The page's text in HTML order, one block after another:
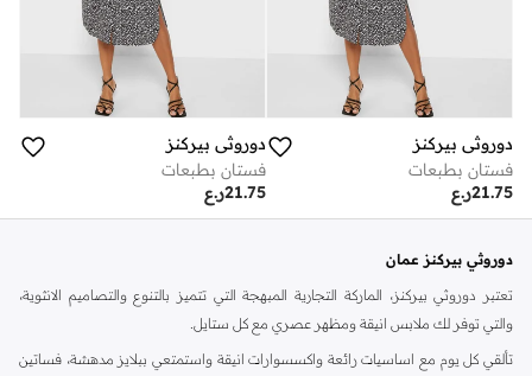
دوروثي بيركنز
فستان بطبعات
ر.ع21.75
دوروثي بيركنز
فستان بطبعات
ر.ع21.75
دوروثي بيركنز عمان
تعتبر دوروثي بيركنز، الماركة التجارية المبهجة التي تتميز بالتنوع والتصاميم الانثوية،
والتي توفر لك ملابس انيقة ومظهر عصري مع كل ستايل.
تألقي كل يوم مع اساسيات رائعة واكسسوارات انيقة واستمتعي ببلايز مدهشة، فساتين